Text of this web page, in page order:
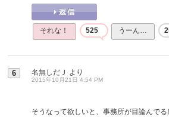
それな！ 525 うーん…
6 名無しだＪ より
2015年10月21日 4:54 PM
そうなって欲しいと、事務所が目論んでる